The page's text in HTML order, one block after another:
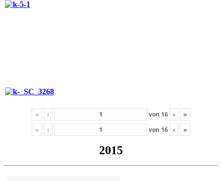
« ‹ von 16 ›
»
«
‹ von 16 › »
2015